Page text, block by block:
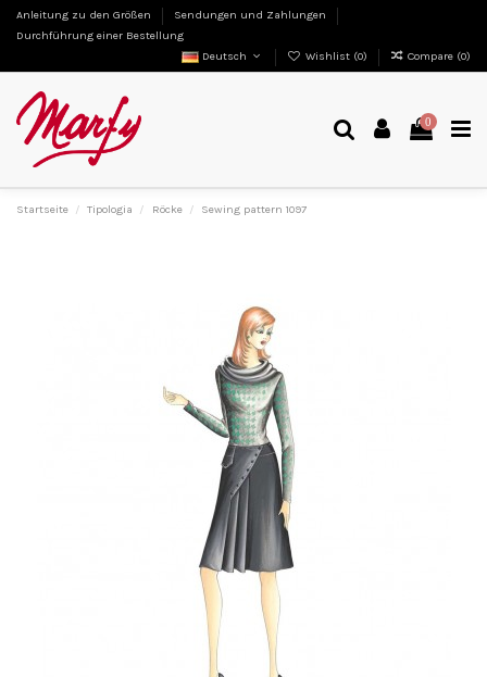
Anleitung zu den Größen
Sendungen und Zahlungen
Durchführung einer Bestellung
Deutsch
Wishlist (0) Compare (0)
0
Startseite Tipologia Röcke Sewing pattern 1097